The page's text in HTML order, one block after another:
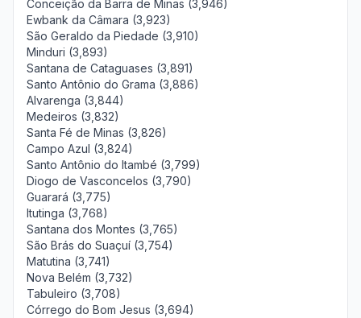
Conceição da Barra de Minas (3,946)
Ewbank da Câmara (3,923)
São Geraldo da Piedade (3,910)
Minduri (3,893)
Santana de Cataguases (3,891)
Santo Antônio do Grama (3,886)
Alvarenga (3,844)
Medeiros (3,832)
Santa Fé de Minas (3,826)
Campo Azul (3,824)
Santo Antônio do Itambé (3,799)
Diogo de Vasconcelos (3,790)
Guarará (3,775)
Itutinga (3,768)
Santana dos Montes (3,765)
São Brás do Suaçuí (3,754)
Matutina (3,741)
Nova Belém (3,732)
Tabuleiro (3,708)
Córrego do Bom Jesus (3,694)